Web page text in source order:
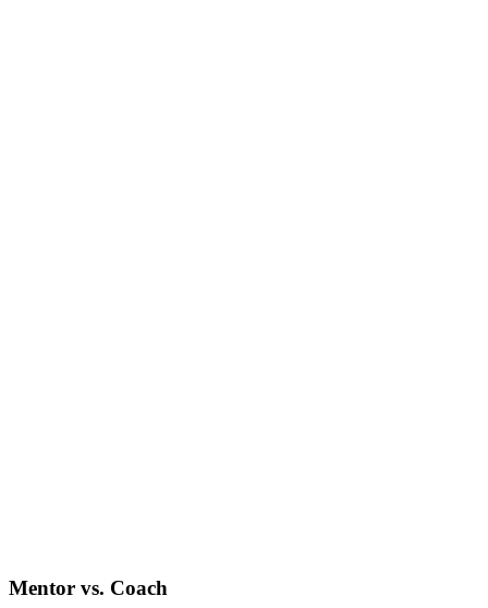
Mentor vs. Coach